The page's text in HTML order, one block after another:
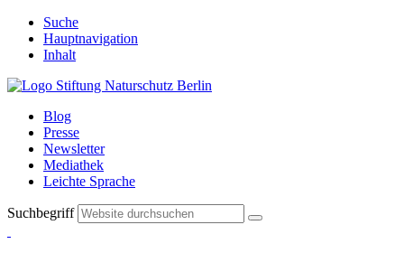
Suche
Hauptnavigation
Inhalt
Blog
Presse
Newsletter
Mediathek
Leichte Sprache
Suchbegriff